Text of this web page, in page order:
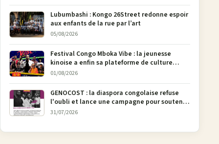
Lubumbashi : Kongo 26Street redonne espoir
aux enfants de la rue par l’art
05/08/2026
Festival Congo Mboka Vibe : la jeunesse
kinoise a enfin sa plateforme de culture
urbaine
01/08/2026
GENOCOST : la diaspora congolaise refuse
l'oubli et lance une campagne pour soutenir
la pétition FONAREV depuis Bruxelles
31/07/2026